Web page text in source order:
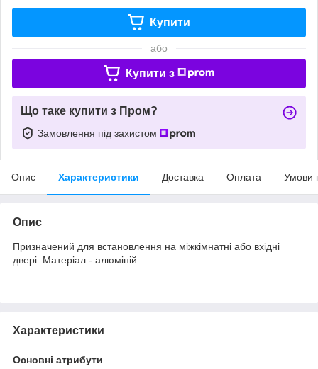
Купити
або
Купити з
Що таке купити з Пром?
Замовлення під захистом
Опис Характеристики Доставка Оплата Умови
Опис
Призначений для встановлення на міжкімнатні або вхідні
двері. Матеріал - алюміній.
Характеристики
Основні атрибути